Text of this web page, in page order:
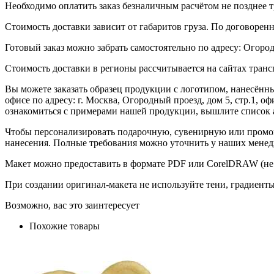
Необходимо оплатить заказ безналичным расчётом не позднее
Стоимость доставки зависит от габаритов груза. По
Готовый заказ можно забрать самостоятельно по адресу:
Стоимость доставки в регионы рассчитывается на сайтах
Вы можете заказать образец продукции с логотипом,
офисе по адресу: г. Москва, Огородный проезд, дом 5, стр.1,
ознакомиться с примерами нашей продукции, вышлите
Чтобы персонализировать подарочную, сувенирную или
нанесения. Полные требования можно уточнить у наших
Макет можно предоставить в формате PDF или CorelDRAW
При создании оригинал-макета не используйте тени,
Возможно, вас это заинтересует
Похожие товары